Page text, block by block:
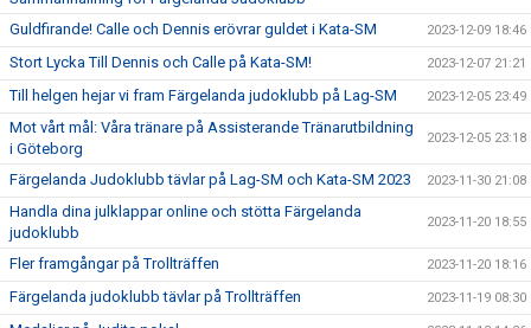
Guldfirande! Calle och Dennis erövrar guldet i Kata-SM 2023-12-09 18:46
Stort Lycka Till Dennis och Calle på Kata-SM! 2023-12-07 21:21
Till helgen hejar vi fram Färgelanda judoklubb på Lag-SM 2023-12-05 23:49
Mot vårt mål: Våra tränare på Assisterande Tränarutbildning
i Göteborg
2023-12-05 23:18
Färgelanda Judoklubb tävlar på Lag-SM och Kata-SM 2023 2023-11-30 21:08
Handla dina julklappar online och stötta Färgelanda
judoklubb
2023-11-20 18:55
Fler framgångar på Trollträffen 2023-11-20 18:16
Färgelanda judoklubb tävlar på Trollträffen 2023-11-19 08:30